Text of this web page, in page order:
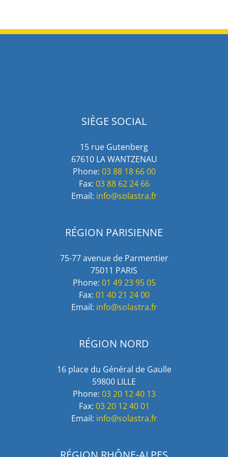
SIÈGE SOCIAL
15 rue Gutenberg
67610 LA WANTZENAU
Phone: 03 88 18 66 00
Fax: 03 88 62 24 66
Email: info@solastra.fr
RÉGION PARISIENNE
75-77 avenue de Parmentier
75011 PARIS
Phone: 01 49 23 95 05
Fax: 01 40 21 24 00
Email: info@solastra.fr
RÉGION NORD
16 place du Général de Gaulle
59800 LILLE
Phone: 03 20 12 40 13
Fax: 03 20 12 40 01
Email: info@solastra.fr